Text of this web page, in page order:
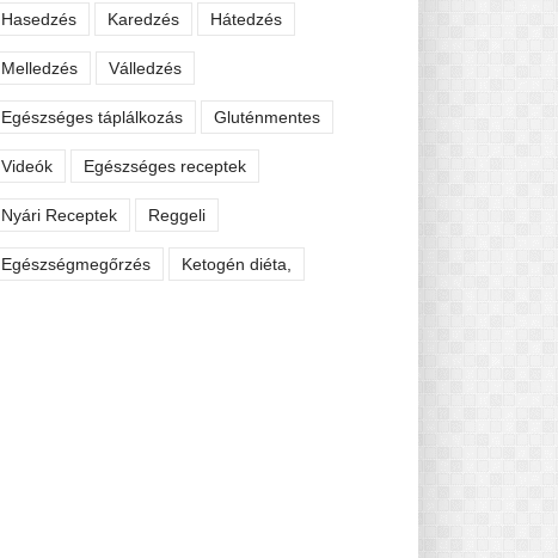
Hasedzés Karedzés Hátedzés
Melledzés Válledzés
Egészséges táplálkozás Gluténmentes
Videók Egészséges receptek
Nyári Receptek Reggeli
Egészségmegőrzés Ketogén diéta,